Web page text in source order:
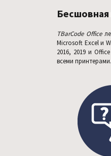
Бесшовная
TBarCode Office
Microsoft Excel и
2016, 2019 и
всеми принтерами.